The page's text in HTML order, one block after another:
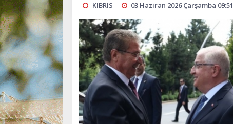
KIBRIS 03 Haziran 2026 Çarşamba 09:51